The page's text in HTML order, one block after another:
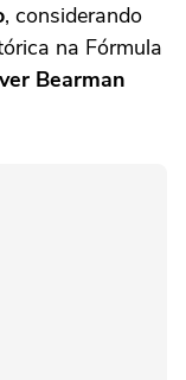
, considerando
na Fórmula
Bearman